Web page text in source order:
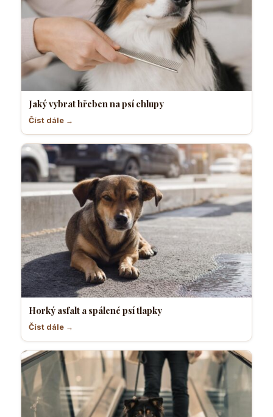
Jaký vybrat hřeben na psí chlupy
Číst dále →
Horký asfalt a spálené psí tlapky
Číst dále →